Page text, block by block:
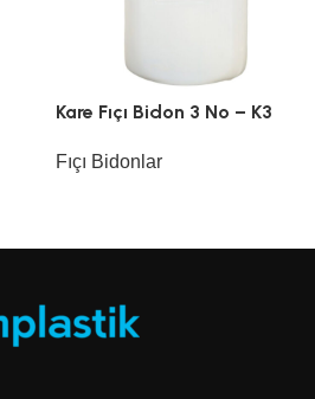
Kare Fıçı Bidon 3 No – K3
Fıçı Bidonlar